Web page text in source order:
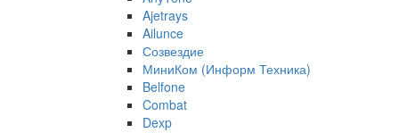
Ajetrays
Ailunce
Созвездие
МиниКом (Информ Техника)
Belfone
Combat
Dexp